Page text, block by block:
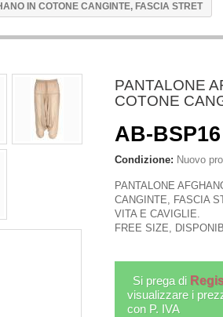
IN COTONE CANGINTE, FASCIA STRET
PANTALONE
COTONE
AB-BSP16
Condizione: Nuovo
PANTALONE
CANGINTE, FASCIA
VITA E CAVIGLIE.
FREE SIZE,
Si prega di
visualizzare i
con P. IVA